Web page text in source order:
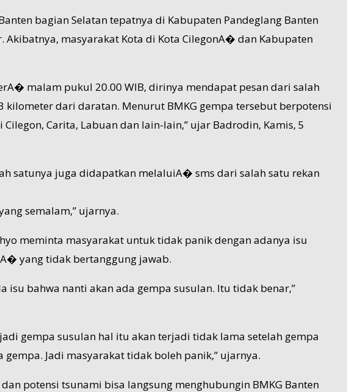
bagian Selatan tepatnya di Kabupaten Pandeglang Banten
masyarakat Kota di Kota CilegonA� dan Kabupaten
malam pukul 20.00 WIB, dirinya mendapat pesan dari salah
dari daratan. Menurut BMKG gempa tersebut berpotensi
Carita, Labuan dan lain-lain,” ujar Badrodin, Kamis, 5
satunya juga didapatkan melaluiA� sms dari salah satu rekan
semalam,” ujarnya.
meminta masyarakat untuk tidak panik dengan adanya isu
yang tidak bertanggung jawab.
bahwa nanti akan ada gempa susulan. Itu tidak benar,”
gempa susulan hal itu akan terjadi tidak lama setelah gempa
Jadi masyarakat tidak boleh panik,” ujarnya.
potensi tsunami bisa langsung menghubungin BMKG Banten